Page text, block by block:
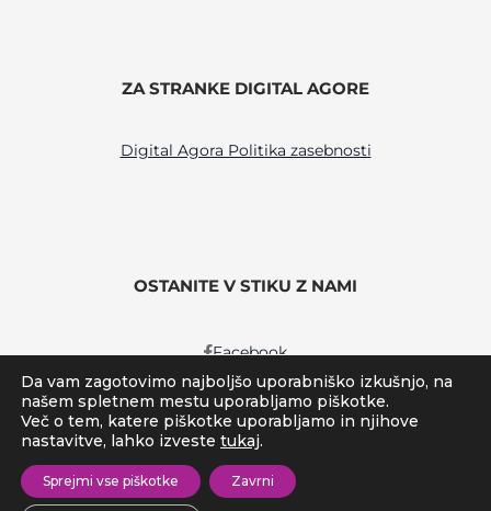
ZA STRANKE DIGITAL AGORE
Digital Agora Politika zasebnosti
OSTANITE V STIKU Z NAMI
Facebook
Linkedin
© 2026 - Digital Agora
Da vam zagotovimo najboljšo uporabniško izkušnjo, na
našem spletnem mestu uporabljamo piškotke.
Več o tem, katere piškotke uporabljamo in njihove
nastavitve, lahko izveste tukaj.
Sprejmi vse piškotke Zavrni